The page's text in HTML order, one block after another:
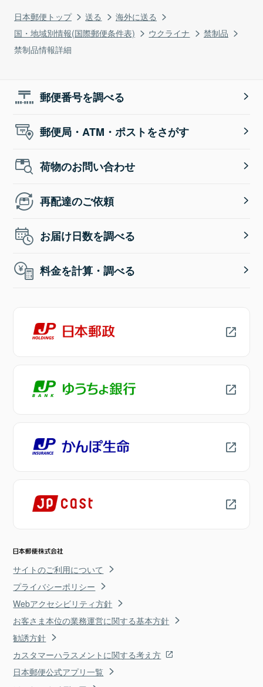
日本郵便トップ 送る
海外に送る
国・地域別情報(国際郵便条件表)
ウクライナ
禁制品
禁制品情報詳細
郵便番号を調べる
郵便局・ATM・ポストをさがす
荷物のお問い合わせ
再配達のご依頼
お届け日数を調べる
料金を計算・調べる
サイトのご利用について
プライバシーポリシー
Webアクセシビリティ方針
お客さま本位の業務運営に関する基本方針
勧誘方針
カスタマーハラスメントに関する考え方
日本郵便公式アプリ一覧